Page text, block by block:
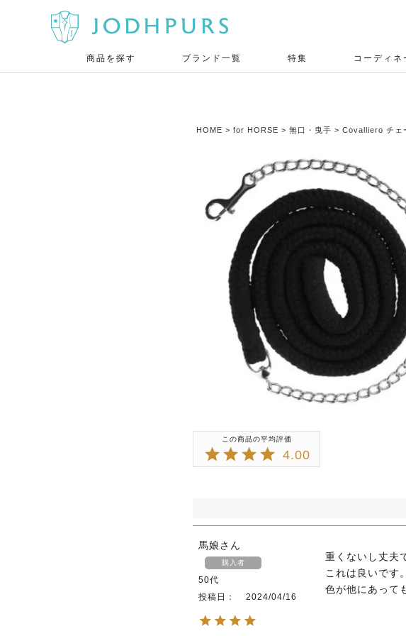
商品を探す ブランド一覧 特集 コーディネ
HOME for HORSE 無口・曳手 Covalliero チェ
4.00
馬娘
購入者
50代
投稿日
2024/04/16
重くないし丈夫
これは良いです。
色が他にあって